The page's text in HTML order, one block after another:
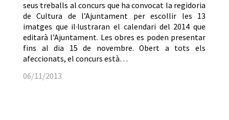
seus treballs al concurs que ha convocat la regidoria
de Cultura de l’Ajuntament per escollir les 13
imatges que il·lustraran el calendari del 2014 que
editarà l’Ajuntament. Les obres es poden presentar
fins al dia 15 de novembre. Obert a tots els
afeccionats, el concurs està…
06/11/2013